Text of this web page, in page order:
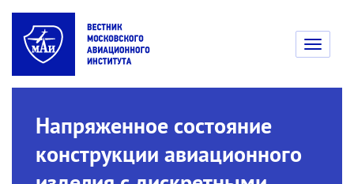
Toggle
Напряженное состояние
конструкции авиационного